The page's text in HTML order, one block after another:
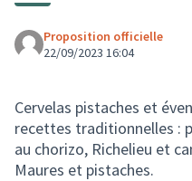
Proposition officielle
22/09/2023 16:04
Cervelas pistaches et
recettes traditionnelles :
au chorizo, Richelieu et
Maures et pistaches.